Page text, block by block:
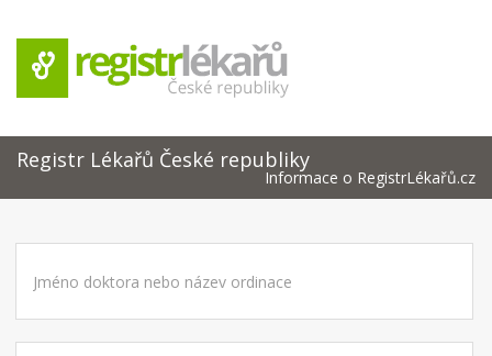
Registr Lékařů České republiky
Informace o RegistrLékařů.cz